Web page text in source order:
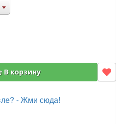
В корзину
- Жми сюда!